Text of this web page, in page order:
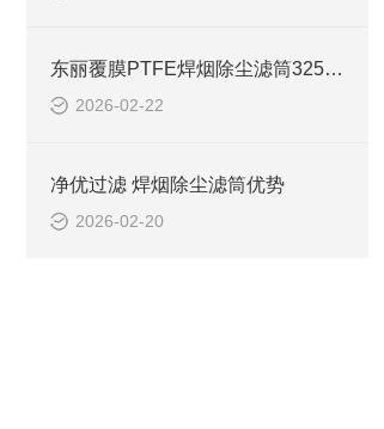
东丽覆膜PTFE焊烟除尘滤筒325*900
2026-02-22
净优过滤 焊烟除尘滤筒优势
2026-02-20